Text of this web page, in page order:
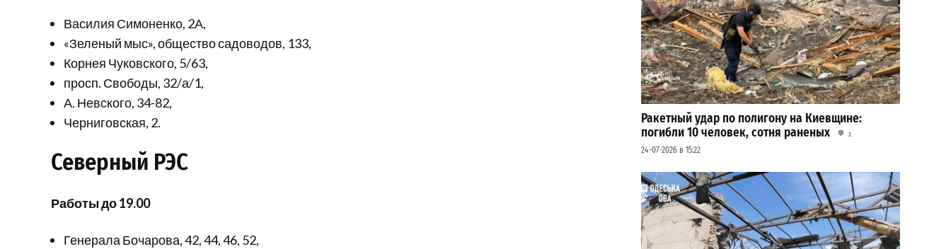
Василия Симоненко, 2А,
«Зеленый мыс», общество садоводов, 133,
Корнея Чуковского, 5/63,
просп. Свободы, 32/а/1,
А. Невского, 34-82,
Черниговская, 2.
Северный РЭС
Работы до 19.00
Генерала Бочарова, 42, 44, 46, 52,
Ракетный удар по полигону на Киевщине:
погибли 10 человек, сотня раненых
2
24-07-2026 в 15:22